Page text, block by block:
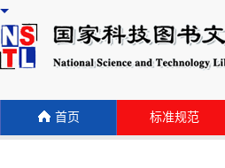
首页 标准规范